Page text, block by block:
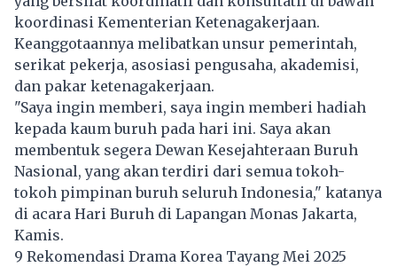
koordinasi Kementerian Ketenagakerjaan.
Keanggotaannya melibatkan unsur pemerintah,
serikat pekerja, asosiasi pengusaha, akademisi,
dan pakar ketenagakerjaan.
"Saya ingin memberi, saya ingin memberi hadiah
kepada kaum buruh pada hari ini. Saya akan
membentuk segera Dewan Kesejahteraan Buruh
Nasional, yang akan terdiri dari semua tokoh-
tokoh pimpinan buruh seluruh Indonesia," katanya
di acara Hari Buruh di Lapangan Monas Jakarta,
Kamis.
9 Rekomendasi Drama Korea Tayang Mei 2025